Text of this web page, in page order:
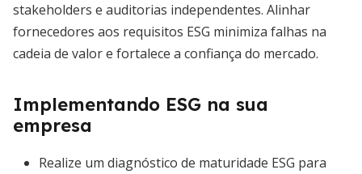
stakeholders e auditorias independentes. Alinhar
fornecedores aos requisitos ESG minimiza falhas na
cadeia de valor e fortalece a confiança do mercado.
Implementando ESG na sua
empresa
Realize um diagnóstico de maturidade ESG para